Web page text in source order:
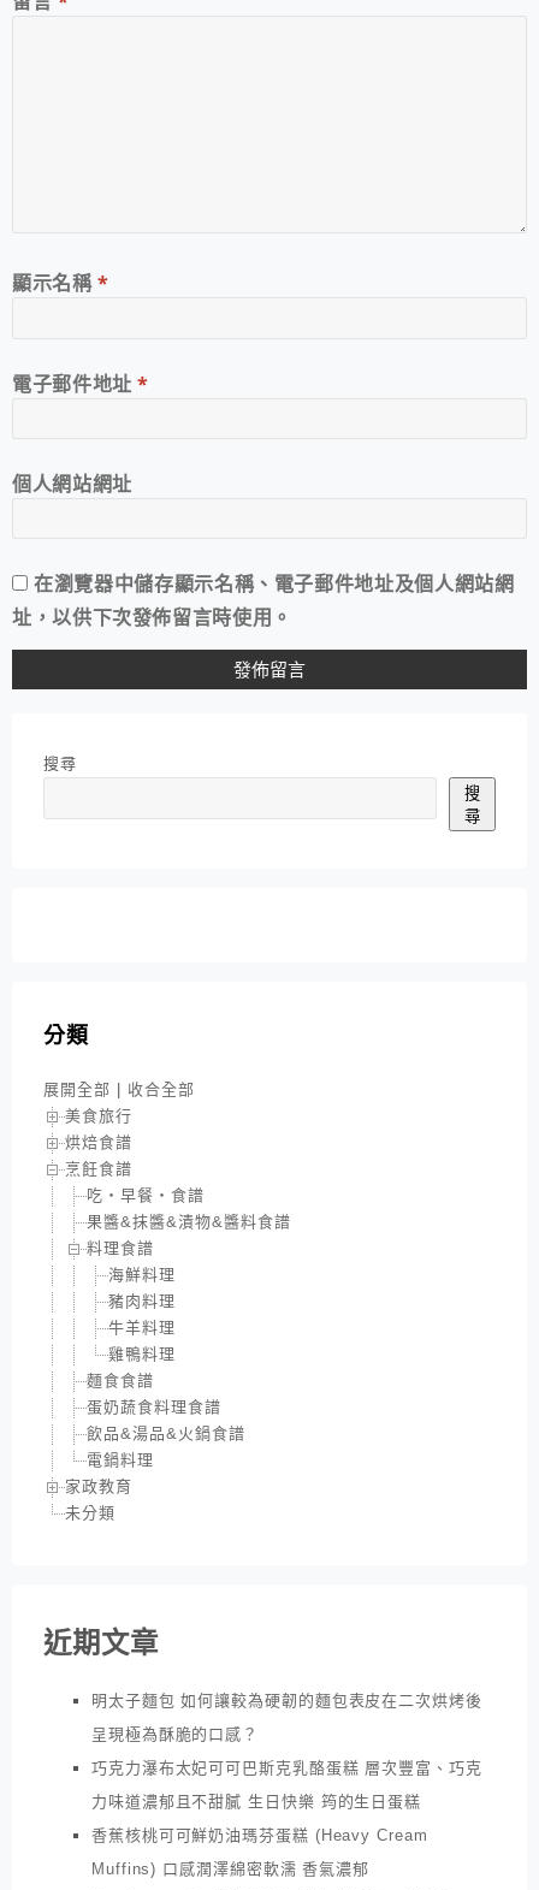
顯示名稱*
電子郵件地址*
個人網站網址
在瀏覽器中儲存顯示名稱、電子郵件地址及個人網站網
址，以供下次發佈留言時使用。
搜尋
搜
尋
分類
展開全部
收合全部
美食旅行
烘焙食譜
烹飪食譜
吃‧早餐‧食譜
果醬&抹醬&漬物&醬料食譜
料理食譜
海鮮料理
豬肉料理
牛羊料理
雞鴨料理
麵食食譜
蛋奶蔬食料理食譜
飲品&湯品&火鍋食譜
電鍋料理
家政教育
未分類
近期文章
明太子麵包 如何讓較為硬韌的麵包表皮在二次烘烤後
呈現極為酥脆的口感？
巧克力瀑布太妃可可巴斯克乳酪蛋糕 層次豐富、巧克
力味道濃郁且不甜膩 生日快樂 筠的生日蛋糕
香蕉核桃可可鮮奶油瑪芬蛋糕 (Heavy Cream
Muffins) 口感潤澤綿密軟濡 香氣濃郁